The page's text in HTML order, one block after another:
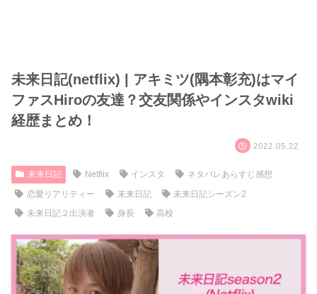
未来日記(netflix) | アキミツ(隅本彰充)はマイ
ファスHiroの友達？交友関係やインスタwiki
経歴まとめ！
2022.05.22
未来日記 Netflix インスタ
ネタバレあらすじ感想
恋愛リアリティー
未来日記
未来日記シーズン2
未来日記２出演者
身長 高校